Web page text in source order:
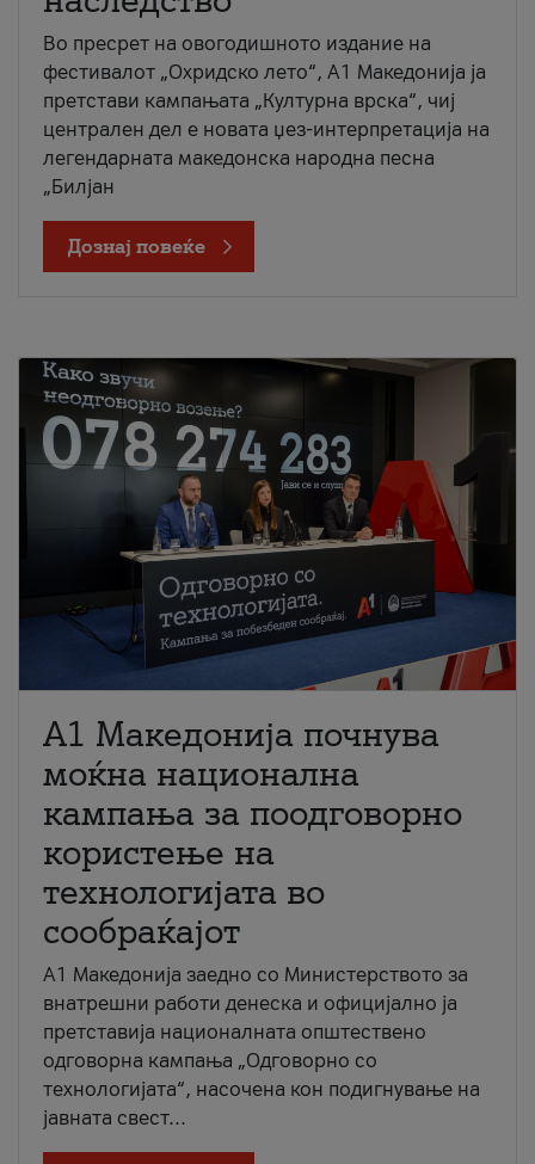
Во пресрет на овогодишното издание на
фестивалот „Охридско лето“, А1 Македонија ја
претстави кампањата „Културна врска“, чиј
централен дел е новата џез-интерпретација на
легендарната македонска народна песна
„Билјан
Дознај повеќе
A1 Македонија почнува
моќна национална
кампања за поодговорно
користење на
технологијата во
сообраќајот
A1 Македонија заедно со Министерството за
внатрешни работи денеска и официјално ја
претставија националната општествено
одговорна кампања „Одговорно со
технологијата“, насочена кон подигнување на
јавната свест...